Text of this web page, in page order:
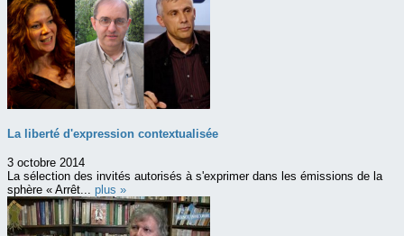
La liberté d'expression contextualisée
3 octobre 2014
La sélection des invités autorisés à s'exprimer dans les émissions de la
sphère « Arrêt... plus »